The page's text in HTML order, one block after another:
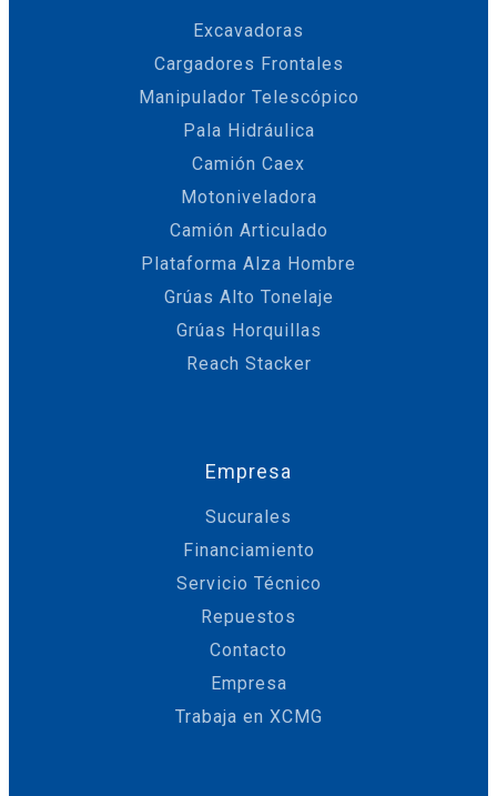
Excavadoras
Cargadores Frontales
Manipulador Telescópico
Pala Hidráulica
Camión Caex
Motoniveladora
Camión Articulado
Plataforma Alza Hombre
Grúas Alto Tonelaje
Grúas Horquillas
Reach Stacker
Empresa
Sucurales
Financiamiento
Servicio Técnico
Repuestos
Contacto
Empresa
Trabaja en XCMG